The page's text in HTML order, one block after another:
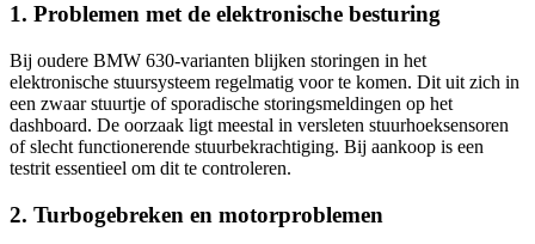
1. Problemen met de elektronische besturing
Bij oudere BMW 630-varianten blijken storingen in het
elektronische stuursysteem regelmatig voor te komen. Dit uit zich in
een zwaar stuurtje of sporadische storingsmeldingen op het
dashboard. De oorzaak ligt meestal in versleten stuurhoeksensoren
of slecht functionerende stuurbekrachtiging. Bij aankoop is een
testrit essentieel om dit te controleren.
2. Turbogebreken en motorproblemen